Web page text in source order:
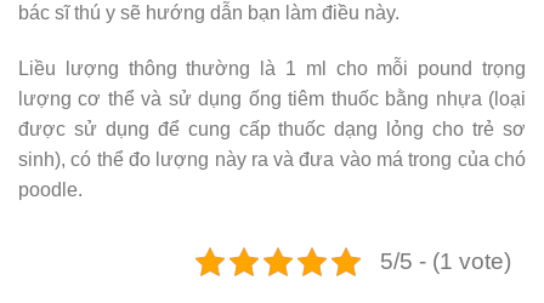
bác sĩ thú y sẽ hướng dẫn bạn làm điều này.
Liều lượng thông thường là 1 ml cho mỗi pound trọng
lượng cơ thể và sử dụng ống tiêm thuốc bằng nhựa (loại
được sử dụng để cung cấp thuốc dạng lỏng cho trẻ sơ
sinh), có thể đo lượng này ra và đưa vào má trong của chó
poodle.
5/5 - (1 vote)